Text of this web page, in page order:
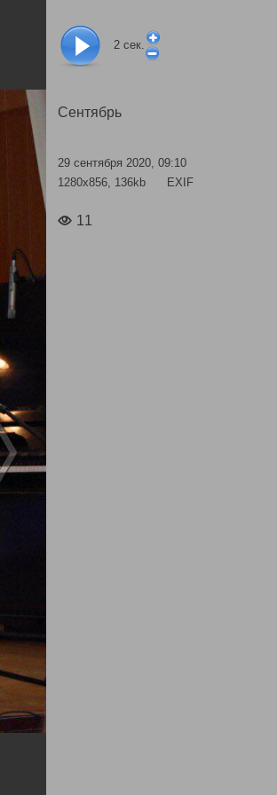
2 сек.
Сентябрь
29 сентября 2020, 09:10
1280x856, 136kb
EXIF
11